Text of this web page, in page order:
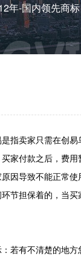
年-国内领先商标
指卖家只需在创
家付款之后，费
原因导致不能正常
节担保着的，当
若有不清楚的地